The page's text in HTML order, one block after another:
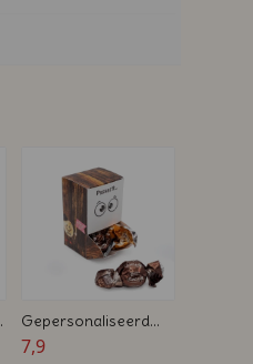
Gepersonaliseerd
dispenserdoosje met
7,9